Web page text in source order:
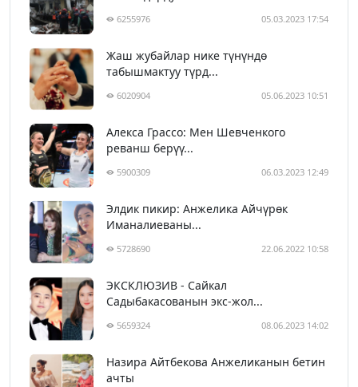
6255976 05.03.2023 17:54
Жаш жубайлар нике түнүндө
табышмактуу түрд...
6020904 05.06.2023 10:51
Алекса Грассо: Мен Шевченкого
реванш берүү...
5900309 06.03.2023 12:49
Элдик пикир: Анжелика Айчүрөк
Иманалиеваны...
5728690 22.06.2022 10:58
ЭКСКЛЮЗИВ - Сайкал
Садыбакасованын экс-жол...
5659324 08.06.2023 14:02
Назира Айтбекова Анжеликанын бетин
ачты